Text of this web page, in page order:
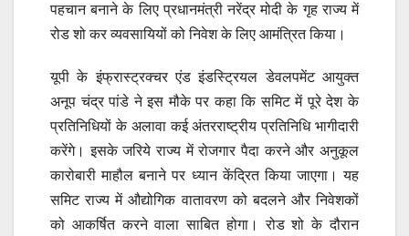
पहचान बनाने के लिए प्रधानमंत्री नरेंद्र मोदी के गृह राज्य में
रोड शो कर व्यवसायियों को निवेश के लिए आमंत्रित किया।
यूपी के इंफ्रास्ट्रक्चर एंड इंडस्ट्रियल डेवलपमेंट आयुक्त
अनूप चंद्र पांडे ने इस मौके पर कहा कि समिट में पूरे देश के
प्रतिनिधियों के अलावा कई अंतरराष्ट्रीय प्रतिनिधि भागीदारी
करेंगे। इसके जरिये राज्य में रोजगार पैदा करने और अनुकूल
कारोबारी माहौल बनाने पर ध्यान केंद्रित किया जाएगा। यह
समिट राज्य में औद्योगिक वातावरण को बदलने और निवेशकों
को आकर्षित करने वाला साबित होगा। रोड शो के दौरान